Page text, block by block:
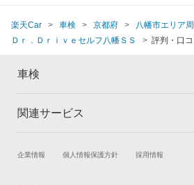
楽天Car 車検 京都府
八幡市エリア
Ｄｒ．Ｄｒｉｖｅセルフ八幡ＳＳ
評判・口コ
車検
トップ
車検の基礎知識 キャン
関連サービス
試乗・商談 新車購入
企業情報 個人情報保護方針 採用情報